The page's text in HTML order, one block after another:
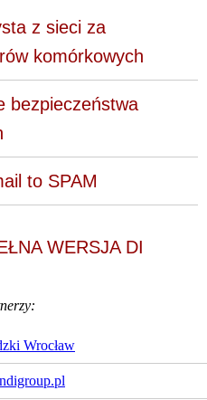
z sieci za
komórkowych
bezpieczeństwa
to SPAM
WERSJA DI
Wrocław